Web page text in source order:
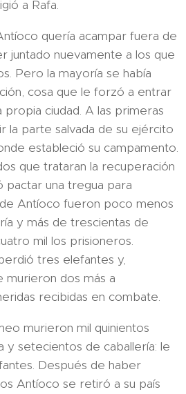
a Rafa.
quería acampar fuera de
juntado nuevamente a los que
Pero la mayoría se había
cosa que le forzó a entrar
propia ciudad. A las primeras
la parte salvada de su ejército
estableció su campamento.
que trataran la recuperación
pactar una tregua para
Antíoco fueron poco menos
y más de trescientas de
mil los prisioneros.
tres elefantes y,
dos más a
recibidas en combate.
murieron mil quinientos
y setecientos de caballería: le
Después de haber
Antíoco se retiró a su país